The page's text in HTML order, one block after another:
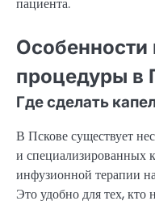
Особенности
процедуры в
Где сделать
В Пскове существует
и специализированных
инфузионной терапии
Это удобно для тех,